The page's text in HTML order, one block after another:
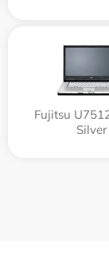
Fujitsu
Silver